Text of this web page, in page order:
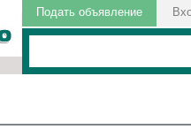
Подать объявление